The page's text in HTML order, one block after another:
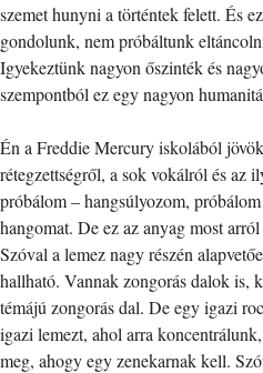
szemet hunyni a történtek felett. És
gondolunk, nem próbáltunk
Igyekeztünk nagyon őszinték és
szempontból ez egy nagyon
Én a Freddie Mercury iskolából
rétegzettségről, a sok vokálról és az
próbálom – hangsúlyozom,
hangomat. De ez az anyag most
Szóval a lemez nagy részén
hallható. Vannak zongorás dalok is,
témájú zongorás dal. De egy igazi
igazi lemezt, ahol arra
meg, ahogy egy zenekarnak kell.